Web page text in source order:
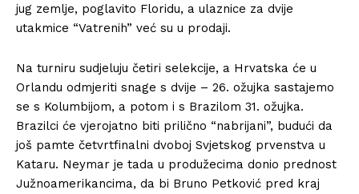
jug zemlje, poglavito Floridu, a ulaznice za dvije
utakmice “Vatrenih” već su u prodaji.
Na turniru sudjeluju četiri selekcije, a Hrvatska će u
Orlandu odmjeriti snage s dvije – 26. ožujka sastajemo
se s Kolumbijom, a potom i s Brazilom 31. ožujka.
Brazilci će vjerojatno biti prilično “nabrijani”, budući da
još pamte četvrtfinalni dvoboj Svjetskog prvenstva u
Kataru. Neymar je tada u produžecima donio prednost
Južnoamerikancima, da bi Bruno Petković pred kraj